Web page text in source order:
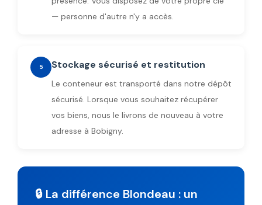
— personne d'autre n'y a accès.
5 Stockage sécurisé et restitution
Le conteneur est transporté dans notre dépôt
sécurisé. Lorsque vous souhaitez récupérer
vos biens, nous le livrons de nouveau à votre
adresse à Bobigny.
🔒 La différence Blondeau : un